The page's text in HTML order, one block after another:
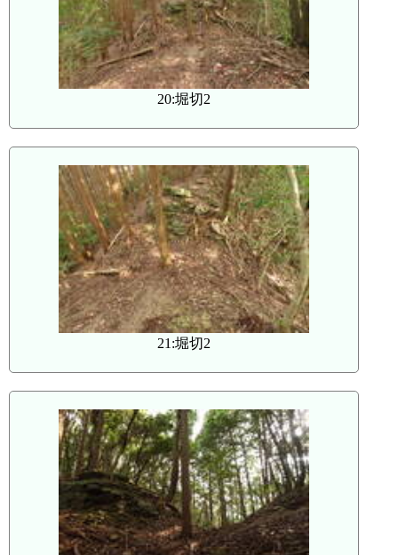
20:堀切2
21:堀切2